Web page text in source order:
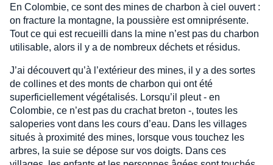
En Colombie, ce sont des mines de charbon à ciel ouvert :
on fracture la montagne, la poussière est omniprésente.
Tout ce qui est recueilli dans la mine n’est pas du charbon
utilisable, alors il y a de nombreux déchets et résidus.
J’ai découvert qu’à l’extérieur des mines, il y a des sortes
de collines et des monts de charbon qui ont été
superficiellement végétalisés. Lorsqu’il pleut - en
Colombie, ce n’est pas du crachat breton -, toutes les
saloperies vont dans les cours d’eau. Dans les villages
situés à proximité des mines, lorsque vous touchez les
arbres, la suie se dépose sur vos doigts. Dans ces